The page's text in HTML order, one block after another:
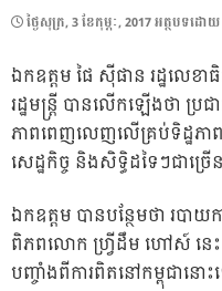
POSTED
ថ្ងៃ​សុក្រ, 3 ខែ​កុម្ភៈ, 2017អត្ថបទដោយ
ឯកឧត្តម ​ផៃ ស៊ី​ផាន រដ្ឋលេខា
រដ្ឋមន្ដ្រី ​បានលើកឡើង​ថា ប្រជ
ភាព​ពេញលេញ​លើ​គ្រប់​ទិដ្ឋភា
សេដ្ឋកិច្ច និង​សិទ្ធិ​ដទៃៗ​ជាច្រ
ឯកឧត្តម ​បាន​បន្ថែមថា របាយ
ពិភពលោក ហ្វ្រី​ដឹ​ម ហៅ​ស៍ នេះ
បញ្ចាំង​ពី​ការពិត​នៅ​កម្ពុជា​នោះ